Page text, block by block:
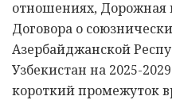
отношениях, Дорожная
Договора о
Азербайджанской
Узбекистан на 2025-
короткий промежуток